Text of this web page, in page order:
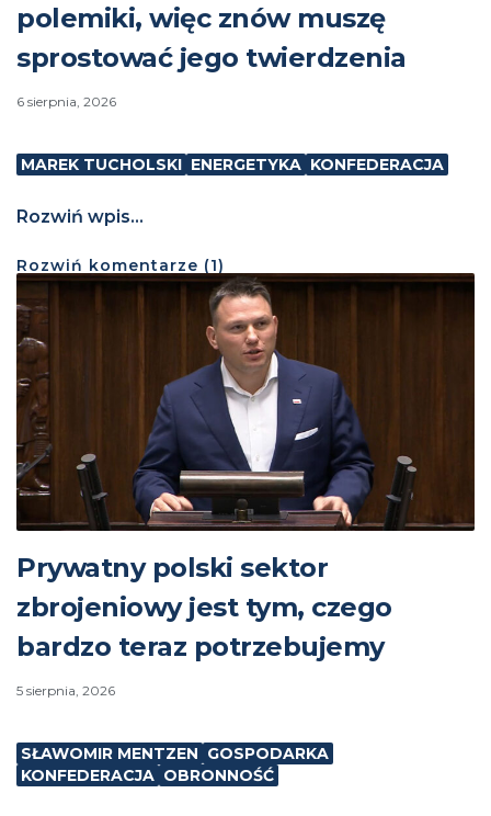
polemiki, więc znów muszę
sprostować jego twierdzenia
6 sierpnia, 2026
MAREK TUCHOLSKI ENERGETYKA KONFEDERACJA
Rozwiń wpis...
Rozwiń komentarze (1)
Prywatny polski sektor
zbrojeniowy jest tym, czego
bardzo teraz potrzebujemy
5 sierpnia, 2026
SŁAWOMIR MENTZEN GOSPODARKA
KONFEDERACJA OBRONNOŚĆ